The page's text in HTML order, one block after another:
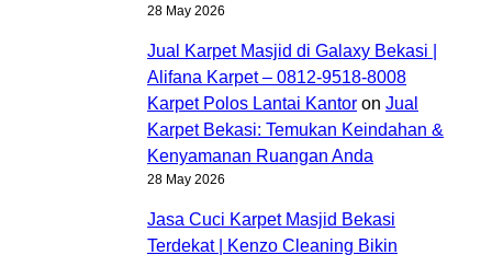
28 May 2026
Jual Karpet Masjid di Galaxy Bekasi |
Alifana Karpet – 0812-9518-8008
Karpet Polos Lantai Kantor on Jual
Karpet Bekasi: Temukan Keindahan &
Kenyamanan Ruangan Anda
28 May 2026
Jasa Cuci Karpet Masjid Bekasi
Terdekat | Kenzo Cleaning Bikin